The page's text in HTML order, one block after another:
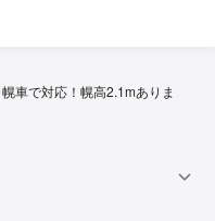
車で対応！幌高2.1mありま